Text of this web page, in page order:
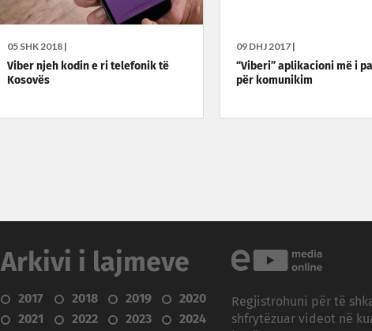
05 SHK 2018 |
Viber njeh kodin e ri telefonik të
Kosovës
09 DHJ 2017 |
“Viberi” aplikacioni më i
për komunikim
Arkivi i lajmeve
2017 2018 2019
2020
2021
2022 2023 2024
Regjistrohuni për të
shfrytëzuar videot në